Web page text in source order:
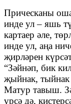
Прическаны
инде ул – яшь
картаер әле,
инде ул, аңа
җирләрен
“Зәйнәп, бик
җыйнак, тыйнак
Матур тавыш.
үрсә дә,